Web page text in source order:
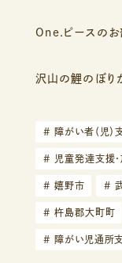
One.ピースのお
沢山の鯉のぼり
# 障がい者（児）
# 児童発達支援
# 嬉野市 #
# 杵島郡大町町
# 障がい児通所